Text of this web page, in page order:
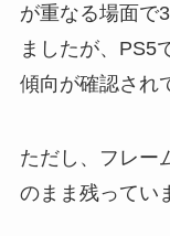
が重なる場面で
ましたが、PS5
傾向が確認され
ただし、フレー
のまま残ってい